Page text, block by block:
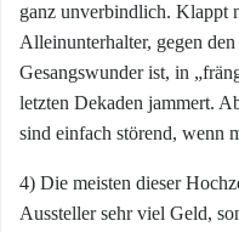
ganz unverbindlich. Klappt
Alleinunterhalter, gegen
Gesangswunder ist, in
letzten Dekaden jammert.
sind einfach störend, wenn
4) Die meisten dieser
Aussteller sehr viel Geld,